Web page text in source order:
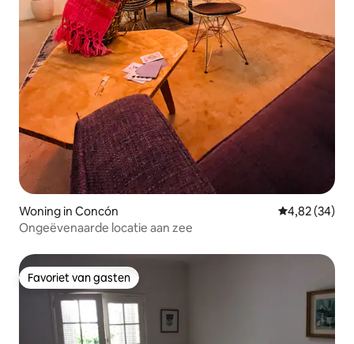
Woning in Concón Gemiddelde
4,82 (34)
Ongeëvenaarde locatie aan zee
Favoriet van gasten
Favoriet van gasten